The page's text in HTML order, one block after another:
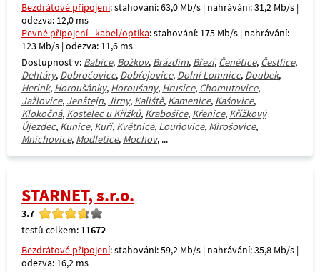
Bezdrátové připojení: stahování: 63,0 Mb/s | nahrávání: 31,2 Mb/s |
odezva: 12,0 ms
Pevné připojení - kabel/optika: stahování: 175 Mb/s | nahrávání:
123 Mb/s | odezva: 11,6 ms
Dostupnost v: Babice, Božkov, Brázdim, Březí, Čenětice, Čestlice,
Dehtáry, Dobročovice, Dobřejovice, Dolní Lomnice, Doubek,
Herink, Horoušánky, Horoušany, Hrusice, Chomutovice,
Jažlovice, Jenštejn, Jirny, Kaliště, Kamenice, Kašovice,
Klokočná, Kostelec u Křížků, Krabošice, Křenice, Křížkový
Újezdec, Kunice, Kuří, Květnice, Louňovice, Mirošovice,
Mnichovice, Modletice, Mochov, ...
STARNET, s.r.o.
3.7
testů celkem: 11672
Bezdrátové připojení: stahování: 59,2 Mb/s | nahrávání: 35,8 Mb/s |
odezva: 16,2 ms